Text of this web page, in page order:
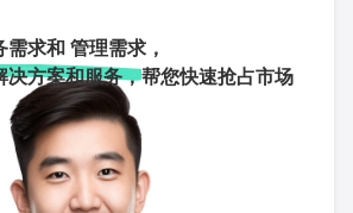
求和 管理需求，
决方案和服务，帮您快速抢占市场